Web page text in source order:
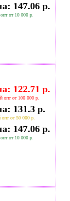
147.06 р.
от 10 000 р.
122.71 р.
опт от 100 000 р.
131.3 р.
опт от 50 000 р.
147.06 р.
от 10 000 р.